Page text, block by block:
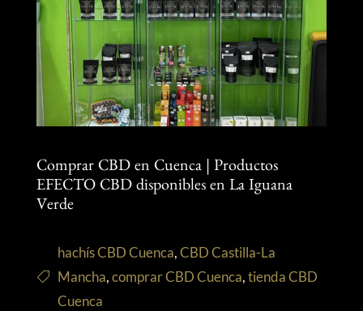
Comprar CBD en Cuenca | Productos
EFECTO CBD disponibles en La Iguana
Verde
hachís CBD Cuenca,CBD Castilla-La
Mancha,comprar CBD Cuenca,tienda CBD
Cuenca